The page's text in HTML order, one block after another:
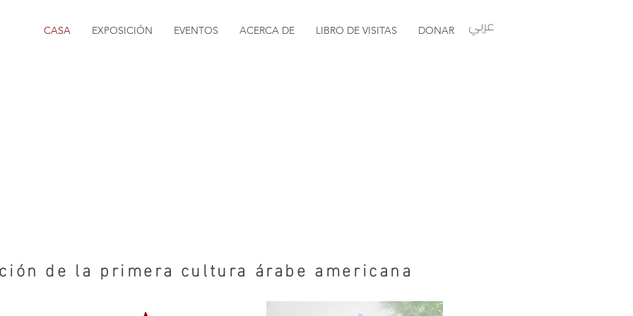
CASA EXPOSICIÓN EVENTOS ACERCA DE LIBRO DE VISITAS DONAR عربي
de la primera cultura árabe americana